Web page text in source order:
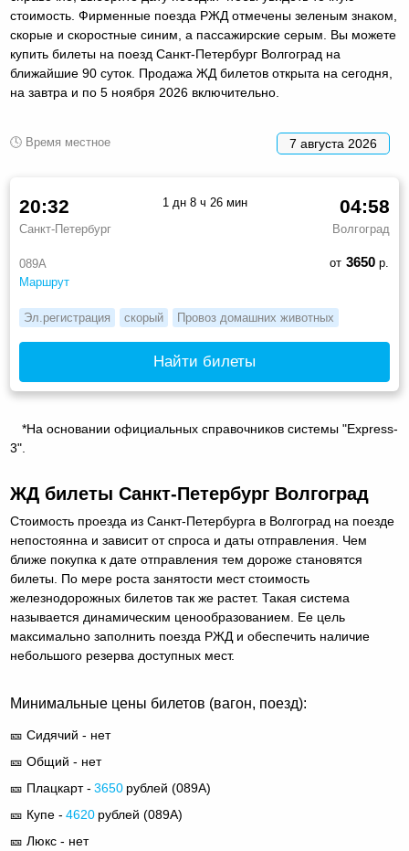
стоимость. Фирменные поезда РЖД отмечены зеленым знаком,
скорые и скоростные синим, а пассажирские серым. Вы можете
купить билеты на поезд Санкт-Петербург Волгоград на
ближайшие 90 суток. Продажа ЖД билетов открыта на сегодня,
на завтра и по 5 ноября 2026 включительно.
🕓 Время местное 7 августа 2026
089А
Маршрут
20:32
Санкт-Петербург
04:58
Волгоград
1 дн 8 ч 26 мин
от 3650р.
Эл.регистрация скорый Провоз домашних животных
Найти билеты
*На основании официальных справочников системы "Express-
3".
ЖД билеты Санкт-Петербург Волгоград
Стоимость проезда из Санкт-Петербурга в Волгоград на поезде
непостоянна и зависит от спроса и даты отправления. Чем
ближе покупка к дате отправления тем дороже становятся
билеты. По мере роста занятости мест стоимость
железнодорожных билетов так же растет. Такая система
называется динамическим ценообразованием. Ее цель
максимально заполнить поезда РЖД и обеспечить наличие
небольшого резерва доступных мест.
Минимальные цены билетов (вагон, поезд):
🎫 Сидячий - нет
🎫 Общий - нет
🎫 Плацкарт - 3650 рублей (089А)
🎫 Купе - 4620 рублей (089А)
🎫 Люкс - нет